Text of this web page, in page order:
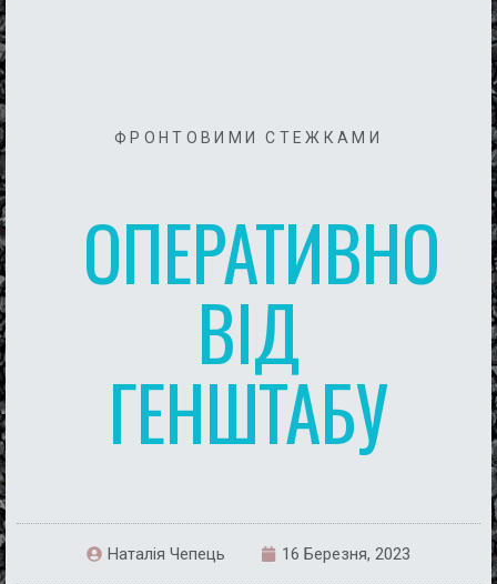
ФРОНТОВИМИ СТЕЖКАМИ
ОПЕРАТИВНО
ВІД
ГЕНШТАБУ
Наталія Чепець 16 Березня, 2023